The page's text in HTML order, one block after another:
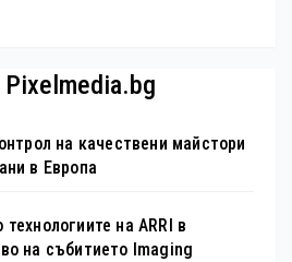
на качествени майстори
в Европа
технологиите на ARRI в
на събитието Imaging